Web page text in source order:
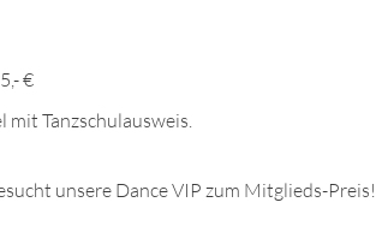
€
mit Tanzschulausweis.
unsere Dance VIP zum Mitglieds-Preis!